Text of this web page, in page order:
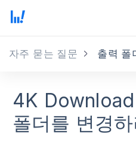
자주 묻는 질문 출력 폴
4K
폴더를 변경